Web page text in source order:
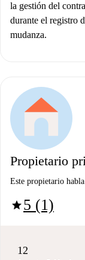
la gestión del
durante el registro
mudanza.
Propietario
Este propietario
star5 (1)
12